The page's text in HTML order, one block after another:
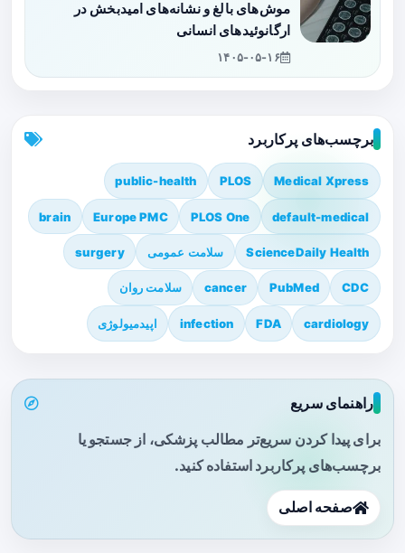
موش‌های بالغ و نشانه‌های امیدبخش در
ارگانوئیدهای انسانی
۱۴۰۵-۰۵-۱۶
برچسب‌های پرکاربرد
Medical Xpress
PLOS
public-health
default-medical
PLOS One
Europe PMC
brain
ScienceDaily Health سلامت عمومی surgery
CDC
PubMed
cancer سلامت روان
cardiology
FDA
infection اپیدمیولوژی
راهنمای سریع
برای پیدا کردن سریع‌تر مطالب پزشکی، از جستجو یا
برچسب‌های پرکاربرد استفاده کنید.
صفحه اصلی